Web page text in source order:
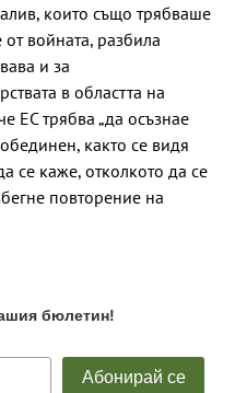
които също трябваше
войната, разбила
и за
в областта на
ЕС трябва „да осъзнае
както се видя
се каже, отколкото да се
повторение на